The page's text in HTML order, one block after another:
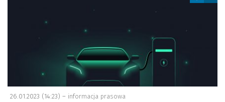
26.01.2023 (14:23) – informacja prasowa